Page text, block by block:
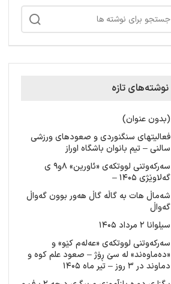
نوشته‌های تازه
(بدون عنوان)
فعالیتهای سنگنوردی و صعودهای ورزشی
سالنی – تیم بانوان باشگاه اوراز
سەرکەوتنی لووتکەی «ئاورین» ٨و٩ ی
گەلاوێژی ١٤٠٥ –
شەماڵ هات بە گاڵە گاڵ هەور بوون گەواڵ
گەواڵ
سیلوانا ۲ مرداد ۱۴۰۵
سەرکەوتنی لووتکەی «عەلەم کێو» و
«دەماوەند» لە سێ ڕۆژ – صعود علم کوه و
دماوند در ۳ روز – تیر ماه ۱۴۰۵